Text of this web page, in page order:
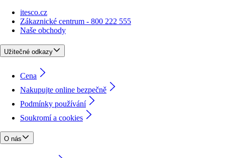
itesco.cz
Zákaznické centrum - 800 222 555
Naše obchody
Užitečné odkazy
Cena
Nakupujte online bezpečně
Podmínky používání
Soukromí a cookies
O nás